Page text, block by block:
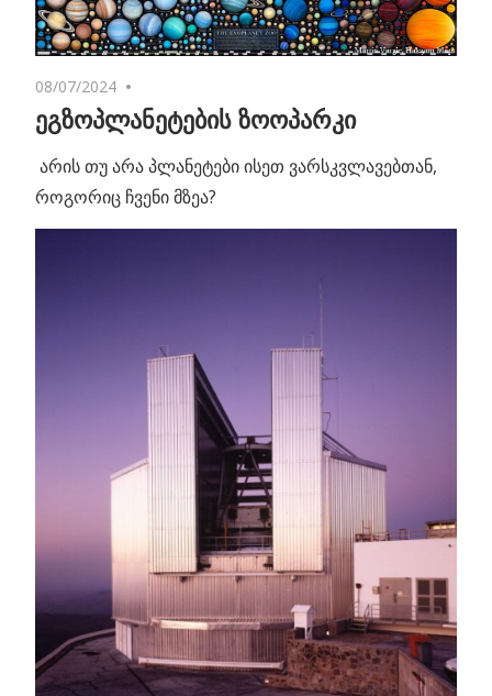
08/07/2024
ეგზოპლანეტების ზოოპარკი
არის თუ არა პლანეტები ისეთ ვარსკვლავებთან,
როგორიც ჩვენი მზეა?